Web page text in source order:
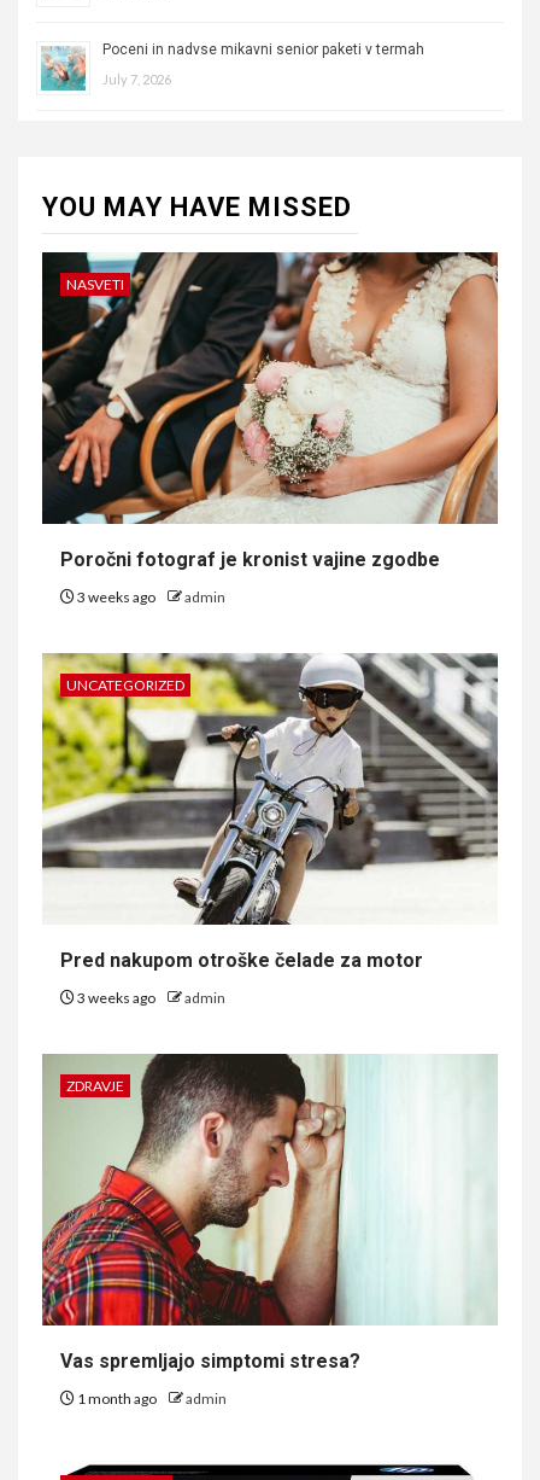
Poceni in nadvse mikavni senior paketi v termah
July 7, 2026
YOU MAY HAVE MISSED
NASVETI
Poročni fotograf je kronist vajine zgodbe
3 weeks ago admin
UNCATEGORIZED
Pred nakupom otroške čelade za motor
3 weeks ago admin
ZDRAVJE
Vas spremljajo simptomi stresa?
1 month ago admin